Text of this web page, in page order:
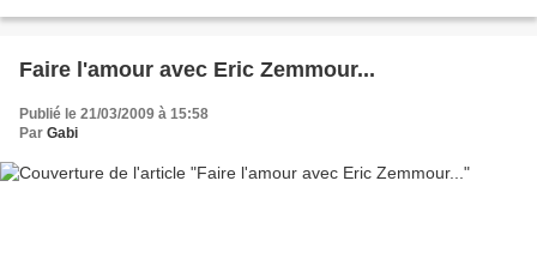
Faire l'amour avec Eric Zemmour...
Publié le 21/03/2009 à 15:58
Par Gabi